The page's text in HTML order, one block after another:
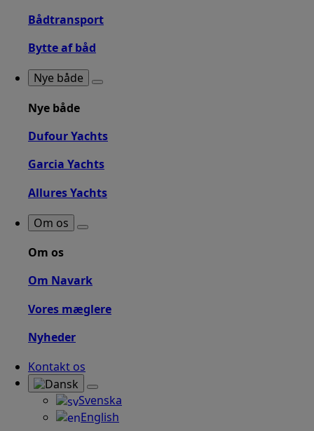
Bådtransport
Bytte af båd
Nye både
Nye både
Dufour Yachts
Garcia Yachts
Allures Yachts
Om os
Om os
Om Navark
Vores mæglere
Nyheder
Kontakt os
Svenska
English